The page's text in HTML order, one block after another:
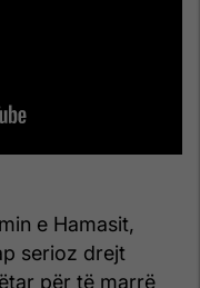
e Hamasit,
serioz drejt
për të marrë